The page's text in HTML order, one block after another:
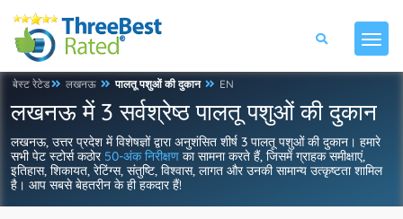
बेस्ट रेटेड लखनऊ पालतू पशुओं की दुकान EN
लखनऊ में 3 सर्वश्रेष्ठ पालतू पशुओं की दुकान
लखनऊ, उत्तर प्रदेश में विशेषज्ञों द्वारा अनुशंसित शीर्ष 3 पालतू पशुओं की दुकान। हमारे
सभी पेट स्टोर्स कठोर 50-अंक निरीक्षण का सामना करते हैं, जिसमें ग्राहक समीक्षाएं,
इतिहास, शिकायत, रेटिंग्स, संतुष्टि, विश्वास, लागत और उनकी सामान्य उत्कृष्टता शामिल
है। आप सबसे बेहतरीन के ही हकदार हैं!